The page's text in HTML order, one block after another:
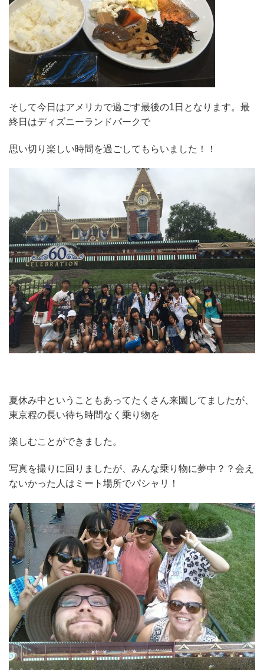
そして今日はアメリカで過ごす最後の1日となります。最
終日はディズニーランドパークで
思い切り楽しい時間を過ごしてもらいました！！
夏休み中ということもあってたくさん来園してましたが、
東京程の長い待ち時間なく乗り物を
楽しむことができました。
写真を撮りに回りましたが、みんな乗り物に夢中？？会え
ないかった人はミート場所でパシャリ！